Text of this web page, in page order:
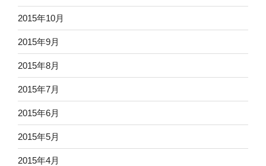
2015年10月
2015年9月
2015年8月
2015年7月
2015年6月
2015年5月
2015年4月